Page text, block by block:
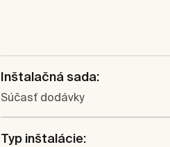
Inštalačná sada:
Súčasť dodávky
Typ inštalácie: